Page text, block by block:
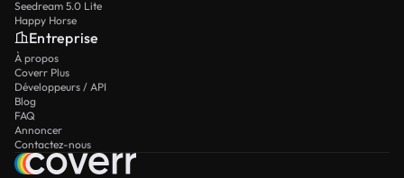
Seedream 5.0 Lite
Happy Horse
Entreprise
À propos
Coverr Plus
Développeurs / API
Blog
FAQ
Annoncer
Contactez-nous